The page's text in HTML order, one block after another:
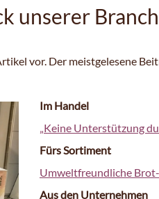
unserer
vor. Der meistgelesene
Im Handel
„Keine Unterstützung
Fürs Sortiment
Umweltfreundliche
Aus den Unternehmen